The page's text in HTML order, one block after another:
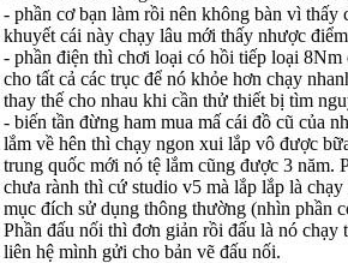
- phần cơ bạn làm rồi nên không bàn vì thấy
khuyết cái này chạy lâu mới thấy nhược
- phần điện thì chơi loại có hồi tiếp loại 8Nm
cho tất cả các trục để nó khỏe hơn chạy
thay thế cho nhau khi cần thử thiết bị tìm
- biến tần đừng ham mua mấ cái đồ cũ của
lắm về hên thì chạy ngon xui lắp vô được
trung quốc mới nó tệ lắm cũng được 3 năm.
chưa rành thì cứ studio v5 mà lắp lắp là chạy
mục đích sử dụng thông thường (nhìn phần
Phần đấu nối thì đơn giản rồi đấu là nó chạy
liên hệ mình gửi cho bản vẽ đấu nối.